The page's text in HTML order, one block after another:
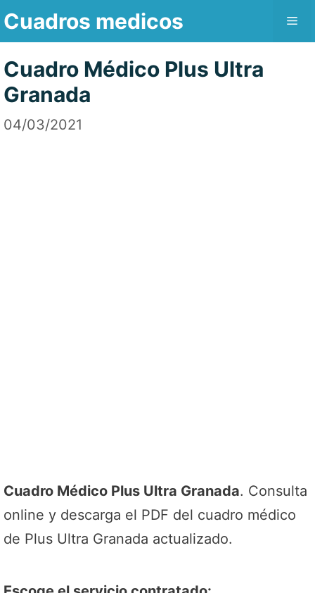
Saltar
contenido
Cuadros medicos
Cuadro Médico Plus Ultra
Granada
04/03/2021
Cuadro Médico Plus Ultra Granada. Consulta
online y descarga el PDF del cuadro médico
de Plus Ultra Granada actualizado.